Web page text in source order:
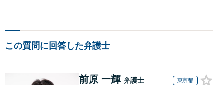
この質問に回答した弁護士
前原 一輝 弁護士 東京都